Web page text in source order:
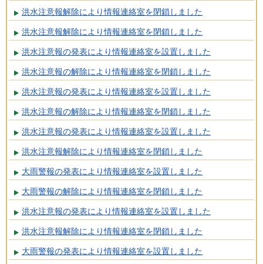
洪水注意報解除により情報連絡室を閉鎖しました
洪水注意報解除により情報連絡室を閉鎖しました
洪水注意報の発表により情報連絡室を設置しました
洪水注意報の解除により情報連絡室を閉鎖しました
洪水注意報の発表により情報連絡室を設置しました
洪水注意報の解除により情報連絡室を閉鎖しました
洪水注意報の発表により情報連絡室を設置しました
洪水注意報解除により情報連絡室を閉鎖しました
大雨警報の発表により情報連絡室を設置しました
大雨警報の解除により情報連絡室を閉鎖しました
洪水注意報の発表により情報連絡室を設置しました
洪水注意報解除により情報連絡室を閉鎖しました
大雨警報の発表により情報連絡室を設置しました